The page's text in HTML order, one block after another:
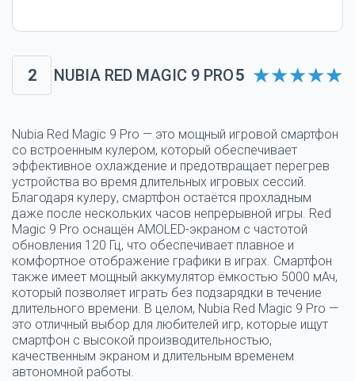
2 NUBIA RED MAGIC 9 PRO5
Nubia Red Magic 9 Pro — это мощный игровой смартфон
со встроенным кулером, который обеспечивает
эффективное охлаждение и предотвращает перегрев
устройства во время длительных игровых сессий.
Благодаря кулеру, смартфон остаётся прохладным
даже после нескольких часов непрерывной игры. Red
Magic 9 Pro оснащён AMOLED-экраном с частотой
обновления 120 Гц, что обеспечивает плавное и
комфортное отображение графики в играх. Смартфон
также имеет мощный аккумулятор ёмкостью 5000 мАч,
который позволяет играть без подзарядки в течение
длительного времени. В целом, Nubia Red Magic 9 Pro —
это отличный выбор для любителей игр, которые ищут
смартфон с высокой производительностью,
качественным экраном и длительным временем
автономной работы.